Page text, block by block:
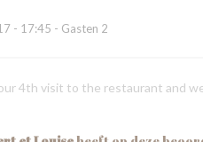
- 17:45 - Gasten 2
4th visit to the restaurant and